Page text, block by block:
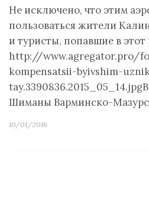
Не исключено, что этим
пользоваться жители
и туристы, попавшие в
http://www.agregator.pro/
kompensatsii-byivshim-
Шиманы Варминско-
10/01/2016